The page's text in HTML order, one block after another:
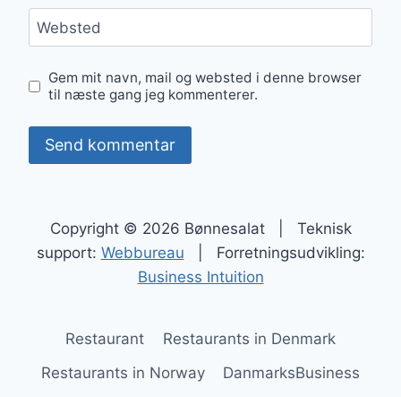
Websted
Gem mit navn, mail og websted i denne browser
til næste gang jeg kommenterer.
Copyright © 2026 Bønnesalat | Teknisk
support: Webbureau | Forretningsudvikling:
Business Intuition
Restaurant
Restaurants in Denmark
Restaurants in Norway
DanmarksBusiness